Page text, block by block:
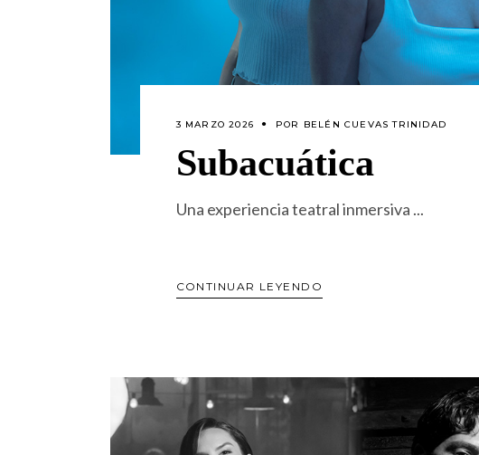
3 MARZO 2026 POR BELÉN CUEVAS TRINIDAD
Subacuática
Una experiencia teatral inmersiva
CONTINUAR LEYENDO